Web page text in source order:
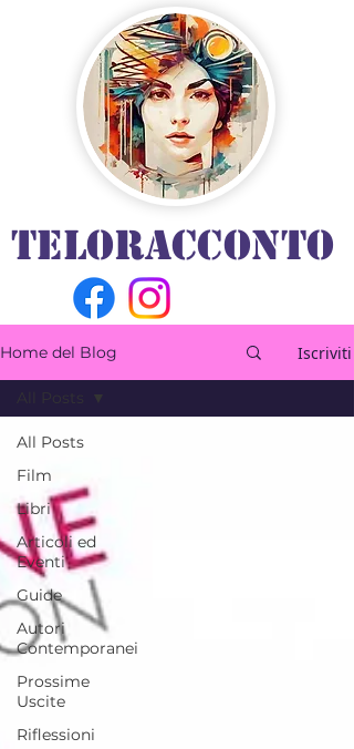
TELORACCONTO
Home del Blog Iscriviti
All Posts
Film
Libri
Articoli ed
Eventi
Guide
Autori
Contemporanei
Prossime
Uscite
Riflessioni